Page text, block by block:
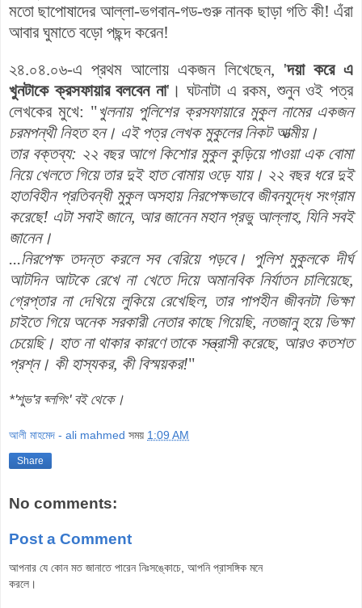
মতো ছাপোষাদের আল্লা-ভগবান-গড-গুরু নানক ছাড়া গতি কী! এঁরা
আবার ঘুমাতে বড়ো পছন্দ করেন!
২৪.০৪.০৬-এ প্রথম আলোয় একজন লিখেছেন, 'দয়া করে এ
খুনটাকে ক্রসফায়ার বলবেন না'। ঘটনাটা এ রকম, শুনুন ওই পত্র
লেখকের মুখে: "খুলনায় পুলিশের ক্রসফায়ারে মুকুল নামের একজন
চরমপন্থী নিহত হন। এই পত্র লেখক মুকুলের নিকট আত্মীয়।
তার বক্তব্য: ২২ বছর আগে কিশোর মুকুল কুড়িয়ে পাওয়া এক বোমা
নিয়ে খেলতে গিয়ে তার দুই হাত বোমায় ওড়ে যায়। ২২ বছর ধরে দুই
হাতবিহীন প্রতিবন্ধী মুকুল অসহায় নিরপেক্ষভাবে জীবনযুদ্ধে সংগ্রাম
করেছে! এটা সবাই জানে, আর জানেন মহান প্রভু আল্লাহ, যিনি সবই
জানেন।
...নিরপেক্ষ তদন্ত করলে সব বেরিয়ে পড়বে। পুলিশ মুকুলকে দীর্ঘ
আটদিন আটকে রেখে না খেতে দিয়ে অমানবিক নির্যাতন চালিয়েছে,
গ্রেপ্তার না দেখিয়ে লুকিয়ে রেখেছিল, তার পাপহীন জীবনটা ভিক্ষা
চাইতে গিয়ে অনেক সরকারী নেতার কাছে গিয়েছি, নতজানু হয়ে ভিক্ষা
চেয়েছি। হাত না থাকার কারণে তাকে সন্ত্রাসী করেছে, আরও কতশত
প্রশ্ন। কী হাস্যকর, কী বিস্ময়কর!"
*'শুভ'র ব্লগিং' বই থেকে।
আলী মাহমেদ - ali mahmed সময় 1:09 AM
Share
No comments:
Post a Comment
আপনার যে কোন মত জানাতে পারেন নিঃসঙ্কোচে, আপনি প্রাসঙ্গিক মনে
করলে।